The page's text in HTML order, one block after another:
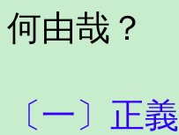
何由哉？
〔一〕正